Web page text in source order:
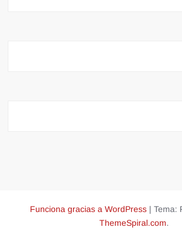
Funciona gracias a WordPress | Tema:
ThemeSpiral.com.